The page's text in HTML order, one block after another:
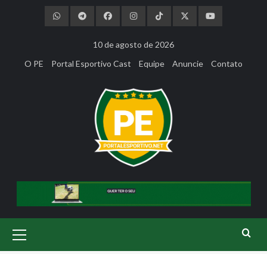
10 de agosto de 2026
O PE
Portal Esportivo Cast Equipe Anuncie Contato
Menu